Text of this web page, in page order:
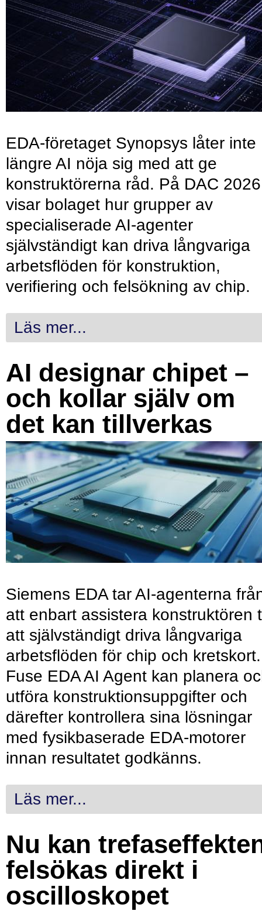
EDA-företaget Synopsys låter inte
längre AI nöja sig med att ge
konstruktörerna råd. På DAC 2026
visar bolaget hur grupper av
specialiserade AI-agenter
självständigt kan driva långvariga
arbetsflöden för konstruktion,
verifiering och felsökning av chip.
Läs mer...
AI designar chipet –
och kollar själv om
det kan tillverkas
Siemens EDA tar AI-agenterna
att enbart assistera konstruktören
att självständigt driva långvariga
arbetsflöden för chip och kretskort.
Fuse EDA AI Agent kan planera
utföra konstruktionsuppgifter och
därefter kontrollera sina lösningar
med fysikbaserade EDA-motorer
innan resultatet godkänns.
Läs mer...
Nu kan
felsökas direkt i
oscilloskopet